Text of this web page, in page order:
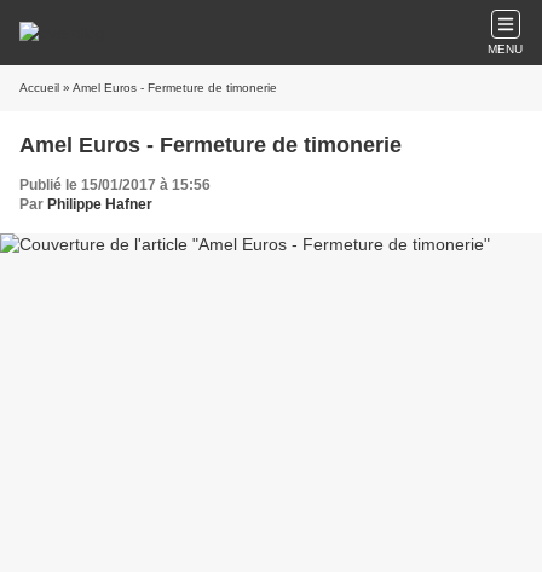
MENU
Accueil » Amel Euros - Fermeture de timonerie
Amel Euros - Fermeture de timonerie
Publié le 15/01/2017 à 15:56
Par Philippe Hafner